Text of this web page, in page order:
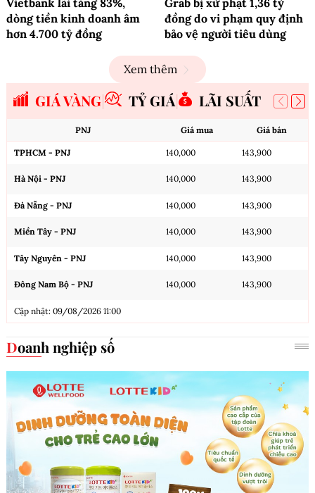
Vietbank lãi tăng 83%,
dòng tiền kinh doanh âm
hơn 4.700 tỷ đồng
Grab bị xử phạt 1,36 tỷ
đồng do vi phạm quy định
bảo vệ người tiêu dùng
Xem thêm
GIÁ VÀNG TỶ GIÁ LÃI SUẤT
PNJ Giá mua Giá bán
TPHCM - PNJ 140,000 143,900
Hà Nội - PNJ 140,000 143,900
Đà Nẵng - PNJ 140,000 143,900
Miền Tây - PNJ 140,000 143,900
Tây Nguyên - PNJ 140,000 143,900
Đông Nam Bộ - PNJ 140,000 143,900
Cập nhật: 09/08/2026 11:00
Doanh nghiệp số